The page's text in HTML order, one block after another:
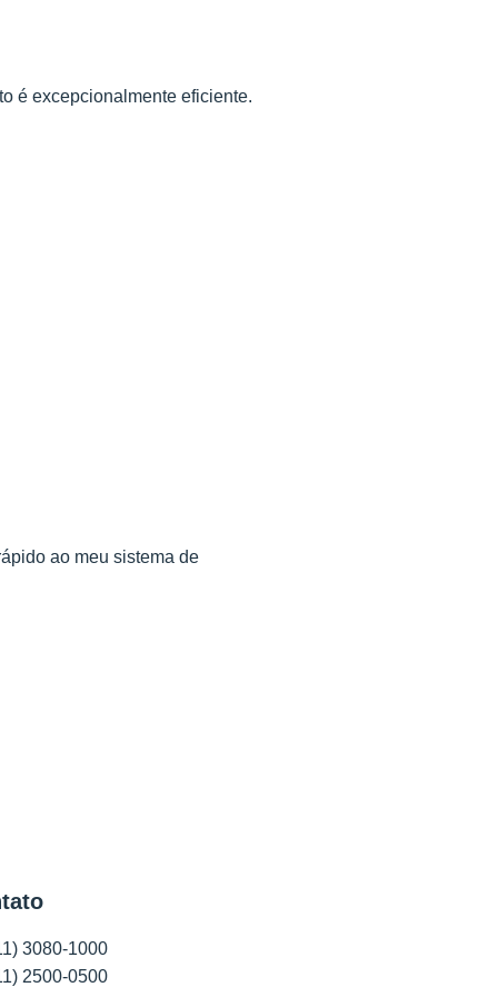
é excepcionalmente eficiente.
ao meu sistema de
3080-1000
2500-0500